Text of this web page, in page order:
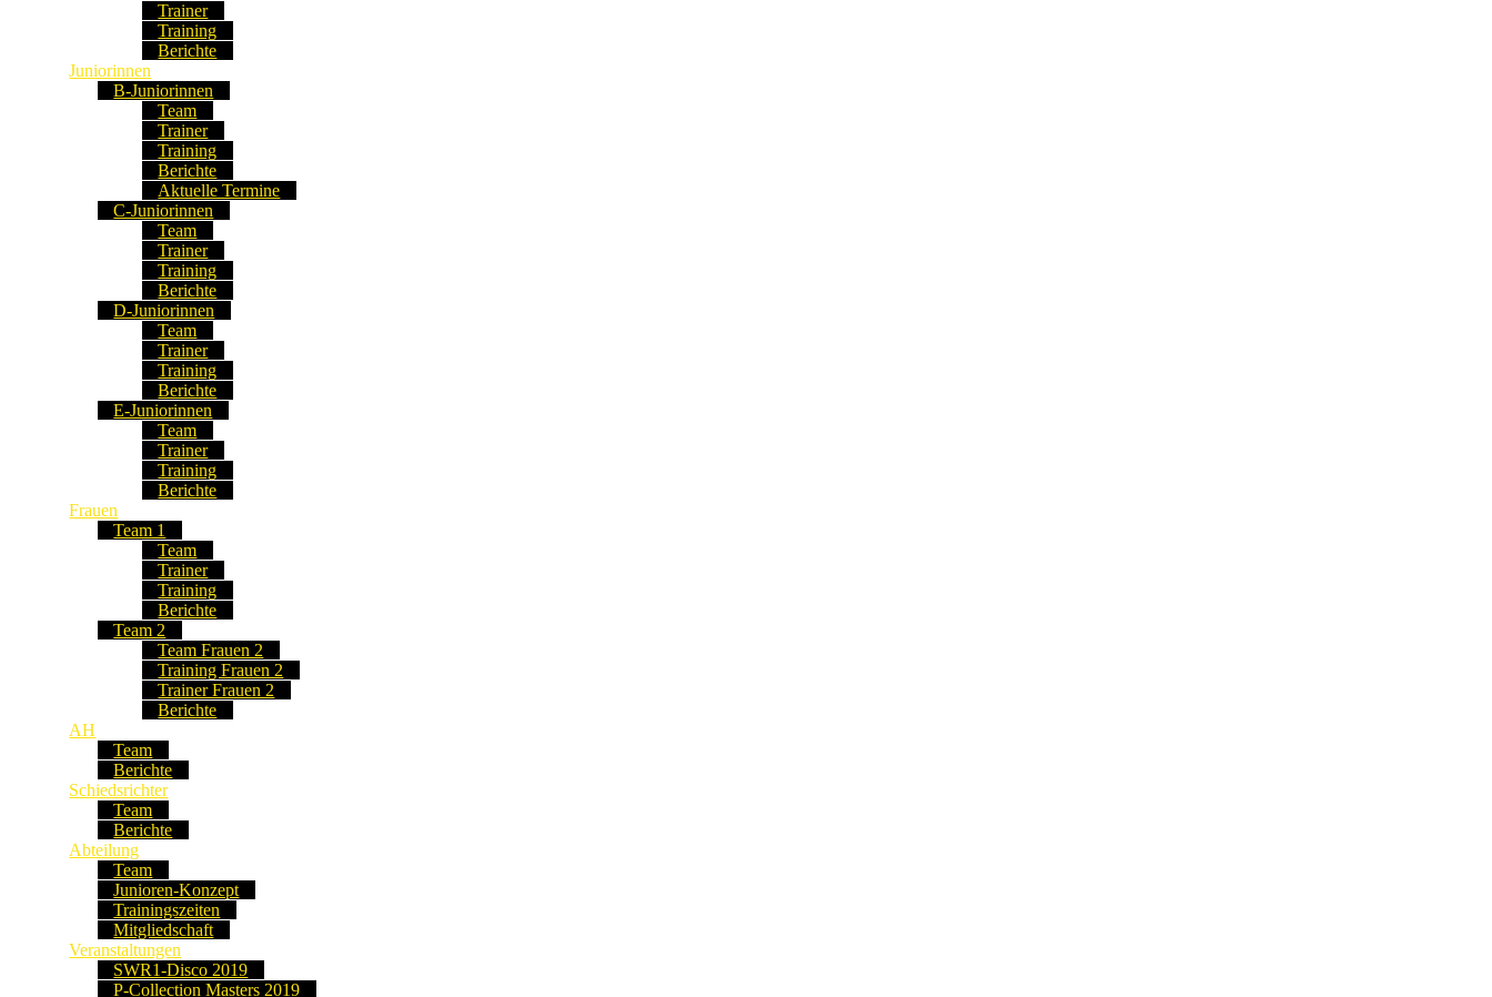
Trainer
Training
Berichte
Juniorinnen
B-Juniorinnen
Team
Trainer
Training
Berichte
Aktuelle Termine
C-Juniorinnen
Team
Trainer
Training
Berichte
D-Juniorinnen
Team
Trainer
Training
Berichte
E-Juniorinnen
Team
Trainer
Training
Berichte
Frauen
Team 1
Team
Trainer
Training
Berichte
Team 2
Team Frauen 2
Training Frauen 2
Trainer Frauen 2
Berichte
AH
Team
Berichte
Schiedsrichter
Team
Berichte
Abteilung
Team
Junioren-Konzept
Trainingszeiten
Mitgliedschaft
Veranstaltungen
SWR1-Disco 2019
P-Collection Masters 2019